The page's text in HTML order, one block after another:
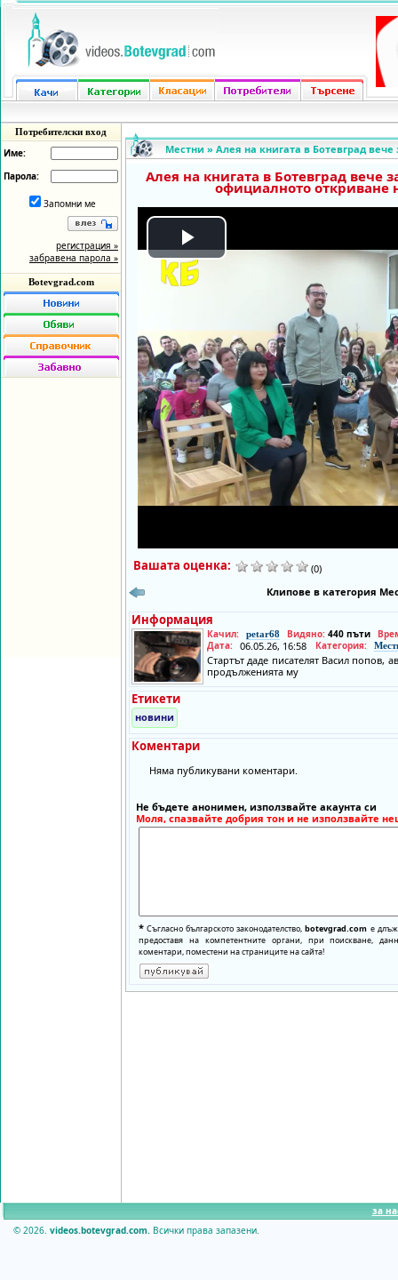
Потребителски вход
Име:
Парола:
Запомни ме
регистрация »
забравена парола »
Botevgrad.com
Местни » Алея на книгата в Ботевград
Алея на книгата в Ботевград вече
официалното откриване
Play
Video
Вашата оценка:
(0)
Клипове в категория
Информация
Качил: petar68 Видяно: 440 пъти
Дата: 06.05.26, 16:58 Категория:
Стартът даде писателят Васил
продълженията му
Етикети
новини
Коментари
Няма публикувани коментари.
Не бъдете анонимен, използвайте акаунта си
Моля, спазвайте добрия тон и не използвайте
* Съгласно българското законодателство,botevgrad.com е
предоставя на компетентните органи, при поискване,
коментари, поместени на страниците на сайта!
за
© 2026. videos.botevgrad.com. Всички права запазени.